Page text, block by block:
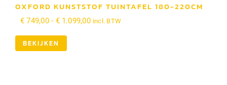
OXFORD KUNSTSTOF TUINTAFEL 180-220CM
€ 749,00 - €1.099,00Prijsklasse:
incl. BTW
BEKIJKEN